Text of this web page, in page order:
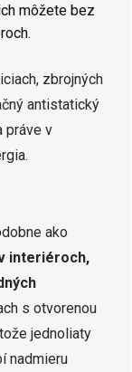
môžete bez
zbrojných
antistatický
práve v
ako
interiéroch,
s otvorenou
jednoliaty
nadmieru